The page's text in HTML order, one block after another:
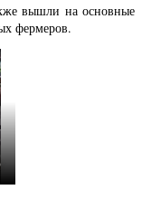
вышли на основные
фермеров.